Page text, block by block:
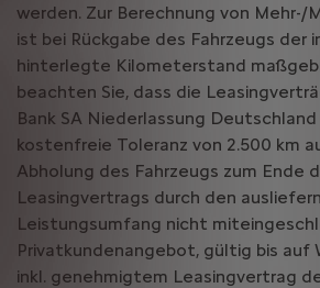
werden. Zur Berechnung von Mehr-/
ist bei Rückgabe des Fahrzeugs der
hinterlegte Kilometerstand
beachten Sie, dass die
Bank SA Niederlassung
kostenfreie Toleranz von 2.500 km
Abholung des Fahrzeugs zum Ende
Leasingvertrags durch den
Leistungsumfang nicht
Privatkundenangebot, gültig bis auf
inkl. genehmigtem Leasingvertrag